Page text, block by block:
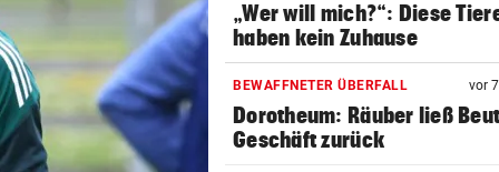
„Wer will mich?“: Diese
haben kein Zuhause
BEWAFFNETER ÜBERFALL vor
Dorotheum: Räuber ließ
Geschäft zurück